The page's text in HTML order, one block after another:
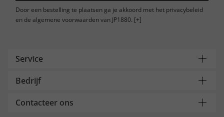
Door een bestelling te plaatsen ga je akkoord met het privacybeleid
en de algemene voorwaarden van JP1880. [+]
Service
Bedrijf
Contacteer ons